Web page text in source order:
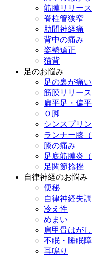
筋膜リリース
脊柱管狭窄
肋間神経痛
背中の痛み
姿勢矯正
猫背
足のお悩み
足の裏が痛い
筋膜リリース
扁平足・偏
Ｏ脚
シンスプリン
ランナー膝
膝の痛み
足底筋膜炎
足関節捻挫
自律神経のお悩み
便秘
自律神経失
冷え性
めまい
肩甲骨はがし
不眠・睡眠
耳鳴り